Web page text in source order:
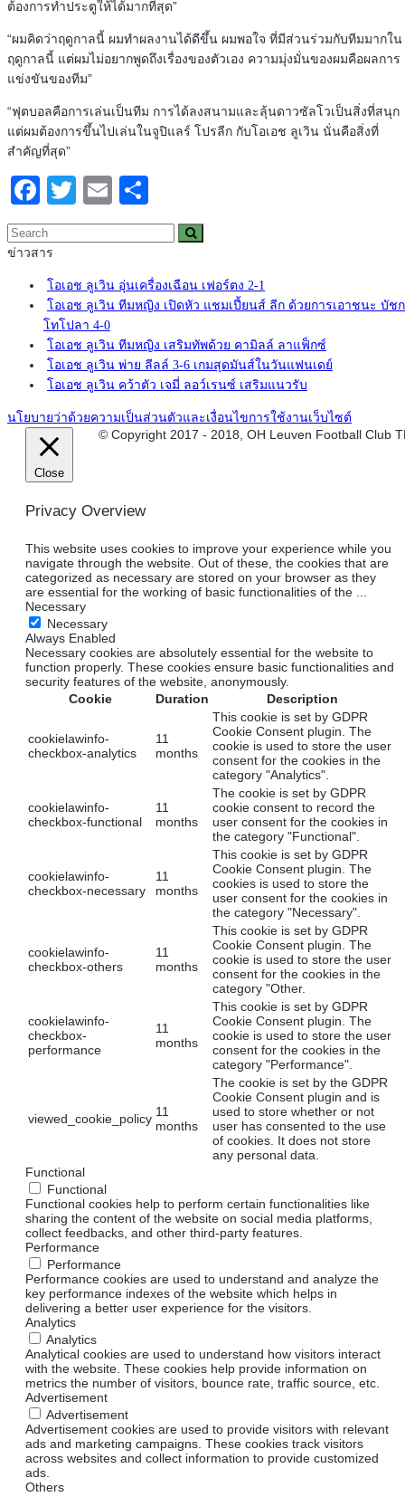
ต้องการทำประตูให้ได้มากที่สุด”
“ผมคิดว่าฤดูกาลนี้ ผมทำผลงานได้ดีขึ้น ผมพอใจ ที่มีส่วนร่วมกับทีมมากใน
ฤดูกาลนี้ แต่ผมไม่อยากพูดถึงเรื่องของตัวเอง ความมุ่งมั่นของผมคือผลการ
แข่งขันของทีม”
“ฟุตบอลคือการเล่นเป็นทีม การได้ลงสนามและลุ้นดาวซัลโวเป็นสิ่งที่สนุก
แต่ผมต้องการขึ้นไปเล่นในจูปิแลร์ โปรลีก กับโอเอช ลูเวิน นั่นคือสิ่งที่
สำคัญที่สุด”
Facebook
Twitter
Email
ข่าวสาร
โอเอช ลูเวิน อุ่นเครื่องเฉือน เฟอร์ตง 2-1
โอเอช ลูเวิน ทีมหญิง เปิดหัว แชมเปี้ยนส์ ลีก ด้วยการเอาชนะ บัช
โทโปลา 4-0
โอเอช ลูเวิน ทีมหญิง เสริมทัพด้วย คามิลล์ ลาแฟ็กซ์
โอเอช ลูเวิน พ่าย ลีลล์ 3-6 เกมสุดมันส์ในวันแฟนเดย์
โอเอช ลูเวิน คว้าตัว เจมี่ ลอว์เรนซ์ เสริมแนวรับ
นโยบายว่าด้วยความเป็นส่วนตัวและเงื่อนไขการใช้งานเว็บไซต์
© Copyright 2017 - 2018, OH Leuven Football Club
Close
Privacy Overview
This website uses cookies to improve your experience while you
navigate through the website. Out of these, the cookies that are
categorized as necessary are stored on your browser as they
are essential for the working of basic functionalities of the
Necessary
Necessary
Always Enabled
Necessary cookies are absolutely essential for the website to
function properly. These cookies ensure basic functionalities and
security features of the website, anonymously.
Cookie
Duration Description
cookielawinfo-
checkbox-analytics
11
months
This cookie is set by GDPR
Cookie Consent plugin. The
cookie is used to store the user
consent for the cookies in the
category "Analytics".
cookielawinfo-
checkbox-functional
11
months
The cookie is set by GDPR
cookie consent to record the
user consent for the cookies in
the category "Functional".
cookielawinfo-
checkbox-necessary
11
months
This cookie is set by GDPR
Cookie Consent plugin. The
cookies is used to store the
user consent for the cookies in
the category "Necessary".
cookielawinfo-
checkbox-others
11
months
This cookie is set by GDPR
Cookie Consent plugin. The
cookie is used to store the user
consent for the cookies in the
category "Other.
cookielawinfo-
checkbox-
performance
11
months
This cookie is set by GDPR
Cookie Consent plugin. The
cookie is used to store the user
consent for the cookies in the
category "Performance".
viewed_cookie_policy 11
months
The cookie is set by the GDPR
Cookie Consent plugin and is
used to store whether or not
user has consented to the use
of cookies. It does not store
any personal data.
Functional
Functional
Functional cookies help to perform certain functionalities like
sharing the content of the website on social media platforms,
collect feedbacks, and other third-party features.
Performance
Performance
Performance cookies are used to understand and analyze the
key performance indexes of the website which helps in
delivering a better user experience for the visitors.
Analytics
Analytics
Analytical cookies are used to understand how visitors interact
with the website. These cookies help provide information on
metrics the number of visitors, bounce rate, traffic source, etc.
Advertisement
Advertisement
Advertisement cookies are used to provide visitors with relevant
ads and marketing campaigns. These cookies track visitors
across websites and collect information to provide customized
ads.
Others